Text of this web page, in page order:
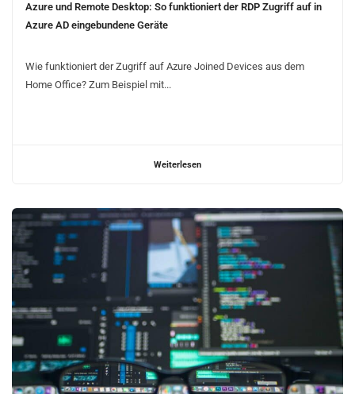
Azure und Remote Desktop: So funktioniert der RDP Zugriff auf in
Azure AD eingebundene Geräte
Wie funktioniert der Zugriff auf Azure Joined Devices aus dem
Home Office? Zum Beispiel mit...
Weiterlesen